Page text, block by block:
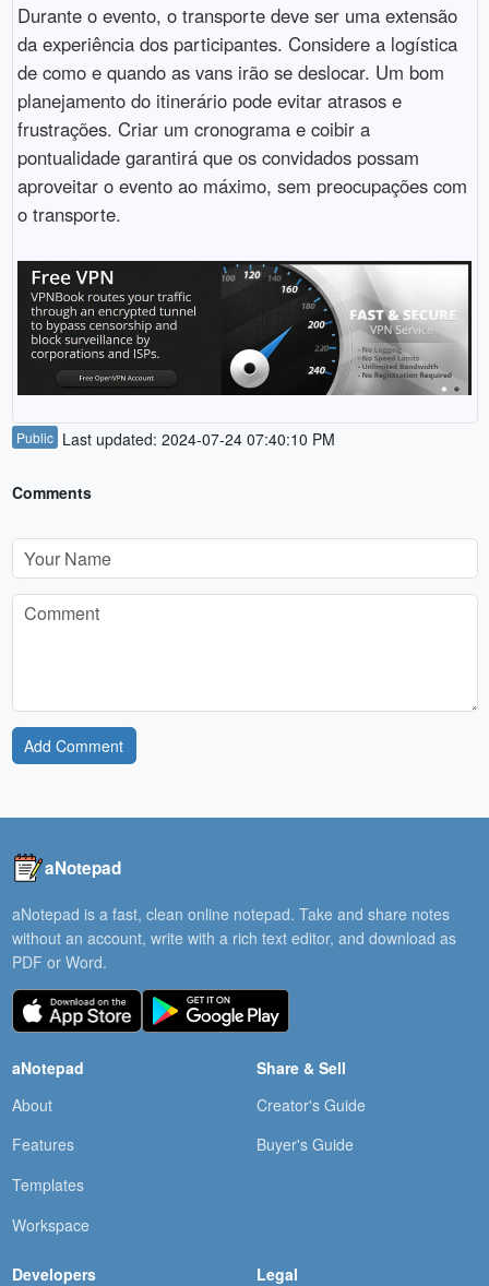
Durante o evento, o transporte deve ser uma extensão
da experiência dos participantes. Considere a logística
de como e quando as vans irão se deslocar. Um bom
planejamento do itinerário pode evitar atrasos e
frustrações. Criar um cronograma e coibir a
pontualidade garantirá que os convidados possam
aproveitar o evento ao máximo, sem preocupações com
o transporte.
Public Last updated: 2024-07-24 07:40:10 PM
Comments
Add Comment
aNotepad
aNotepad is a fast, clean online notepad. Take and share notes
without an account, write with a rich text editor, and download as
PDF or Word.
aNotepad
About
Features
Templates
Workspace
Share & Sell
Creator's Guide
Buyer's Guide
Developers Legal